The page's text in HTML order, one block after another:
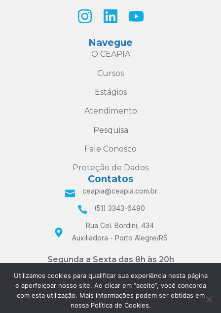
Navegue
O CEAPIA
Cursos
Estágios
Atendimento
Pesquisa
Fale Conosco
Proteção de Dados
Contatos
ceapia@ceapia.com.br
(51) 3343-6490
Rua Cel. Bordini, 434
Auxiliadora - Porto Alegre/RS
Segunda a Sexta das 8h às 20h
e Sábados das 8h às 12h
Utilizamos cookies para qualificar sua experiência nesta página
e aperfeiçoar nosso site. Ao clicar em “aceito”, você concorda
com esta utilização. Mais informações podem ser obtidas em
nossa Política de Cookies.